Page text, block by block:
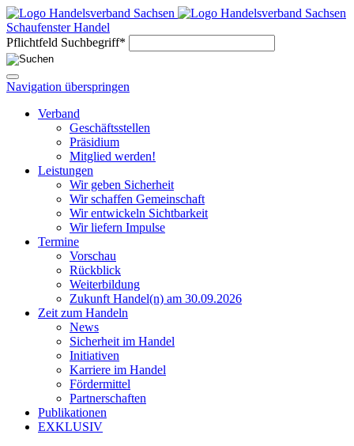
Schaufenster Handel
Pflichtfeld Suchbegriff*
Navigation überspringen
Verband
Geschäftsstellen
Präsidium
Mitglied werden!
Leistungen
Wir geben Sicherheit
Wir schaffen Gemeinschaft
Wir entwickeln Sichtbarkeit
Wir liefern Impulse
Termine
Vorschau
Rückblick
Weiterbildung
Zukunft Handel(n) am 30.09.2026
Zeit zum Handeln
News
Sicherheit im Handel
Initiativen
Karriere im Handel
Fördermittel
Partnerschaften
Publikationen
EXKLUSIV